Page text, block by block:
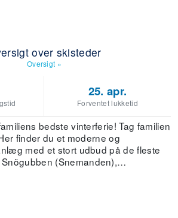
over skisteder
Oversigt »
25. apr.
Forventet lukketid
bedste vinterferie! Tag familien
finder du et moderne og
med et stort udbud på de fleste
(Snemanden),
imod dig og din familie og